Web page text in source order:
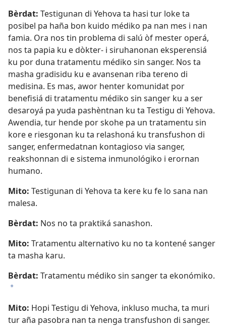
Bèrdat: Testigunan di Yehova ta hasi tur loke ta
posibel pa haña bon kuido médiko pa nan mes i nan
famia. Ora nos tin problema di salú òf mester operá,
nos ta papia ku e dòkter- i siruhanonan eksperensiá
ku por duna tratamentu médiko sin sanger. Nos ta
masha gradisidu ku e avansenan riba tereno di
medisina. Es mas, awor henter komunidat por
benefisiá di tratamentu médiko sin sanger ku a ser
desaroyá pa yuda pashèntnan ku ta Testigu di Yehova.
Awendia, tur hende por skohe pa un tratamentu sin
kore e riesgonan ku ta relashoná ku transfushon di
sanger, enfermedatnan kontagioso via sanger,
reakshonnan di e sistema inmunológiko i erornan
humano.
Mito: Testigunan di Yehova ta kere ku fe lo sana nan
malesa.
Bèrdat: Nos no ta praktiká sanashon.
Mito: Tratamentu alternativo ku no ta kontené sanger
ta masha karu.
Bèrdat: Tratamentu médiko sin sanger ta ekonómiko.
a
Mito: Hopi Testigu di Yehova, inkluso mucha, ta muri
tur aña pasobra nan ta nenga transfushon di sanger.